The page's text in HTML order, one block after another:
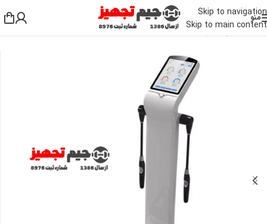
Skip to navigation
Skip to main content
منو
لوازم جانبی بدنسازی